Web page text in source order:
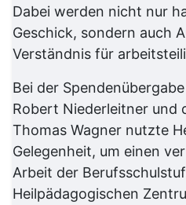
Dabei werden nicht nur
Geschick, sondern auch
Verständnis für
Bei der
Robert Niederleitner und
Thomas Wagner nutzte
Gelegenheit, um einen
Arbeit der
Heilpädagogischen